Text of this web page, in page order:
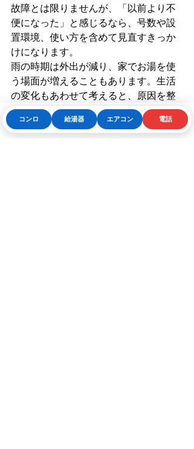
故障とは限りませんが、「以前より不
便になった」と感じるなら、号数や設
置環境、使い方を含めて見直すきっか
けになります。
雨の時期は外出が減り、家でお湯を使
う場面が増えることもあります。生活
の変化もあわせて考えると、原因を整
理しやすくなります。
Phone お問い合わせフォーム LINE
コンロ 給湯器 エアコン 電話